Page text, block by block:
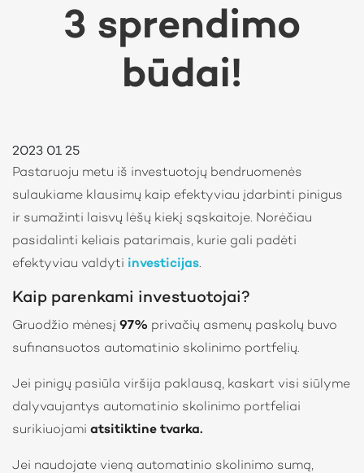
3 sprendimo
būdai!
2023 01 25
Pastaruoju metu iš investuotojų bendruomenės
sulaukiame klausimų kaip efektyviau įdarbinti pinigus
ir sumažinti laisvų lėšų kiekį sąskaitoje. Norėčiau
pasidalinti keliais patarimais, kurie gali padėti
efektyviau valdyti investicijas.
Kaip parenkami investuotojai?
Gruodžio mėnesį 97% privačių asmenų paskolų buvo
sufinansuotos automatinio skolinimo portfelių.
Jei pinigų pasiūla viršija paklausą, kaskart visi siūlyme
dalyvaujantys automatinio skolinimo portfeliai
surikiuojami atsitiktine tvarka.
Jei naudojate vieną automatinio skolinimo sumą,